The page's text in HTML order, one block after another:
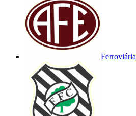
Ferroviária